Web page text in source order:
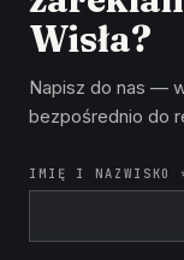
Wisła?
Napisz do nas —
bezpośrednio do
IMIĘ I NAZWISKO